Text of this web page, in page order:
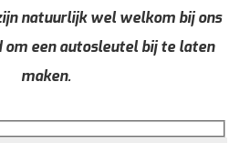
natuurlijk wel welkom bij ons
om een autosleutel bij te laten
maken.